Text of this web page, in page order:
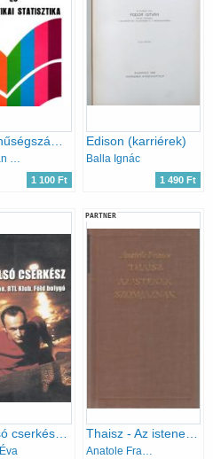
Valószínűségszámítás és matematikai statisztika (Szelezsán)
Szelezsán János
1 100 Ft
Edison (karriérek)
Balla Ignác
1 490 Ft
PARTNER
Thaisz - Az istenek szomjaznak
Anatole France